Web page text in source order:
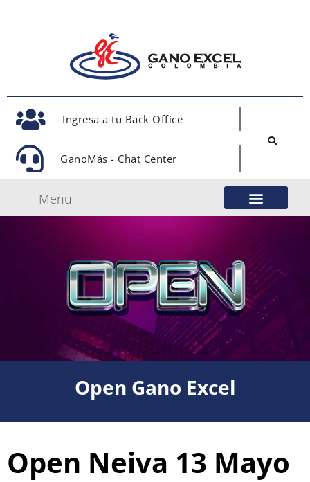
Ingresa a tu Back Office
GanoMás - Chat Center
Menu
Open Gano Excel
Open Neiva 13 Mayo